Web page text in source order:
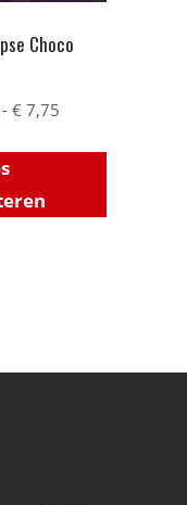
Choco
- € 7,75